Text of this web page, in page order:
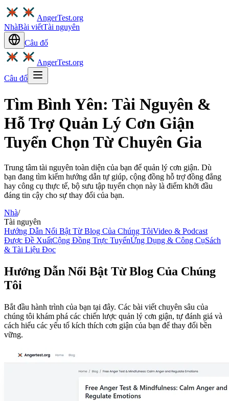
AngerTest.org
NhàBài viếtTài nguyên
Câu đố
AngerTest.org
Câu đố
Tìm Bình Yên: Tài Nguyên &
Hỗ Trợ Quản Lý Cơn Giận
Tuyển Chọn Từ Chuyên Gia
Trung tâm tài nguyên toàn diện của bạn để quản lý cơn giận. Dù
bạn đang tìm kiếm hướng dẫn tự giúp, cộng đồng hỗ trợ đồng đẳng
hay công cụ thực tế, bộ sưu tập tuyển chọn này là điểm khởi đầu
đáng tin cậy cho sự thay đổi của bạn.
Nhà/
Tài nguyên
Hướng Dẫn Nổi Bật Từ Blog Của Chúng TôiVideo & Podcast
Được Đề XuấtCộng Đồng Trực TuyếnỨng Dụng & Công CụSách
& Tài Liệu Đọc
Hướng Dẫn Nổi Bật Từ Blog Của Chúng
Tôi
Bắt đầu hành trình của bạn tại đây. Các bài viết chuyên sâu của
chúng tôi khám phá các chiến lược quản lý cơn giận, tự đánh giá và
cách hiểu các yếu tố kích thích cơn giận của bạn để thay đổi bền
vững.